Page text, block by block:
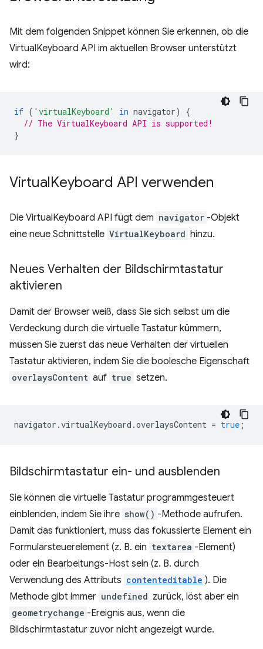
Mit dem folgenden Snippet können Sie erkennen, ob die
VirtualKeyboard API im aktuellen Browser unterstützt
wird:
if ( 'virtualKeyboard' in navigator)
{
// The VirtualKeyboard API is supported!
}
VirtualKeyboard API verwenden
Die VirtualKeyboard API fügt dem navigator -Objekt
eine neue Schnittstelle VirtualKeyboard hinzu.
Neues Verhalten der Bildschirmtastatur
aktivieren
Damit der Browser weiß, dass Sie sich selbst um die
Verdeckung durch die virtuelle Tastatur kümmern,
müssen Sie zuerst das neue Verhalten der virtuellen
Tastatur aktivieren, indem Sie die boolesche Eigenschaft
overlaysContent auf true setzen.
navigator .virtualKeyboard .overlaysContent = true ;
Bildschirmtastatur ein- und ausblenden
Sie können die virtuelle Tastatur programmgesteuert
einblenden, indem Sie ihre show() -Methode aufrufen.
Damit das funktioniert, muss das fokussierte Element ein
Formularsteuerelement (z. B. ein textarea -Element)
oder ein Bearbeitungs-Host sein (z. B. durch
Verwendung des Attributs contenteditable ). Die
Methode gibt immer undefined zurück, löst aber ein
geometrychange -Ereignis aus, wenn die
Bildschirmtastatur zuvor nicht angezeigt wurde.